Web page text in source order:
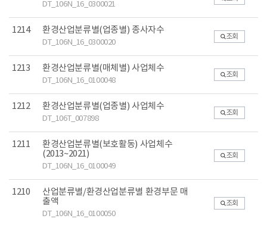
DT_106N_16_0300021
1214 환경산업분류별(업종별) 종사자수
DT_106N_16_0300020
조회
1213 환경산업분류별(매체별) 사업체수
DT_106N_16_0100048
조회
1212 환경산업분류별(업종별) 사업체수
DT_106T_007898
조회
1211
환경산업분류별(보호활동) 사업체수
(2013~2021)
DT_106N_16_0100049
조회
1210
산업분류별/환경산업분류별 환경부문 매
출액
DT_106N_16_0100050
조회